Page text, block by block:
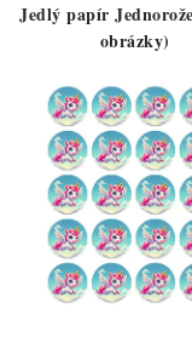
Jedlý papír
obrázky)